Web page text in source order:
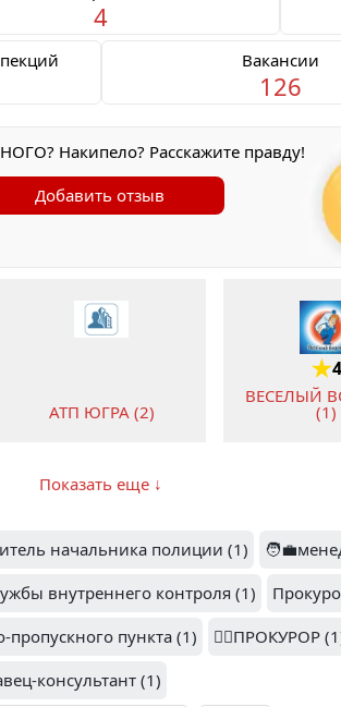
4
Вакансии
126
Накипело? Расскажите правду!
Добавить отзыв
АТП ЮГРА (2)
4
ВЕСЕЛЫЙ
(1)
5
INCHCAPE RUSSIA (1)
Показать еще ↓
начальника полиции (1)
внутреннего контроля (1)
пункта (1) 👨‍⚖️ПРОКУРОР
консультант (1)